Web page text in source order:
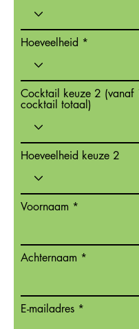
Hoeveelheid
Cocktail keuze 2 (vanaf
cocktail totaal)
Hoeveelheid keuze 2
Voornaam
Achternaam
E-mailadres